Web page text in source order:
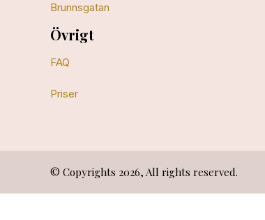
Brunnsgatan
Övrigt
FAQ
Priser
© Copyrights 2026, All rights reserved.